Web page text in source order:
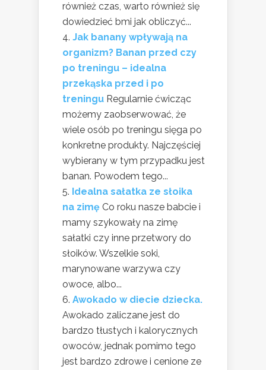
również czas, warto również się
dowiedzieć bmi jak obliczyć...
Jak banany wpływają na
organizm? Banan przed czy
po treningu – idealna
przekąska przed i po
treningu Regularnie ćwicząc
możemy zaobserwować, że
wiele osób po treningu sięga po
konkretne produkty. Najczęściej
wybierany w tym przypadku jest
banan. Powodem tego...
Idealna sałatka ze słoika
na zimę Co roku nasze babcie i
mamy szykowały na zimę
sałatki czy inne przetwory do
słoików. Wszelkie soki,
marynowane warzywa czy
owoce, albo...
Awokado w diecie dziecka.
Awokado zaliczane jest do
bardzo tłustych i kalorycznych
owoców, jednak pomimo tego
jest bardzo zdrowe i cenione ze